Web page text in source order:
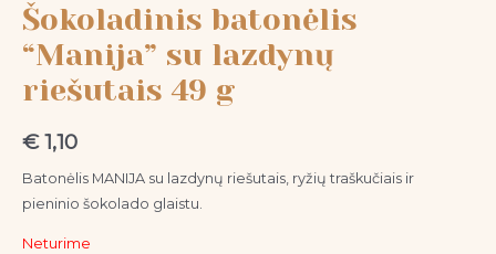
Šokoladinis batonėlis
“Manija” su lazdynų
riešutais 49 g
€1,10
Batonėlis MANIJA su lazdynų riešutais, ryžių traškučiais ir
pieninio šokolado glaistu.
Neturime